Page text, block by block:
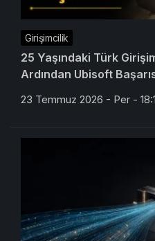
Girişimcilik
25 Yaşındaki Türk
Ardından Ubisoft
23 Temmuz 2026 - Per -